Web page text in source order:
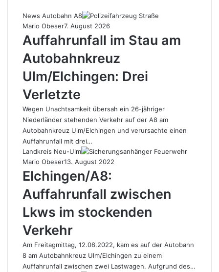
News Autobahn A8
Mario Obeser7. August 2026
Auffahrunfall im Stau am
Autobahnkreuz
Ulm/Elchingen: Drei
Verletzte
Wegen Unachtsamkeit übersah ein 26-jähriger
Niederländer stehenden Verkehr auf der A8 am
Autobahnkreuz Ulm/Elchingen und verursachte einen
Auffahrunfall mit drei…
Landkreis Neu-Ulm
Mario Obeser13. August 2022
Elchingen/A8:
Auffahrunfall zwischen
Lkws im stockenden
Verkehr
Am Freitagmittag, 12.08.2022, kam es auf der Autobahn
8 am Autobahnkreuz Ulm/Elchingen zu einem
Auffahrunfall zwischen zwei Lastwagen. Aufgrund des…